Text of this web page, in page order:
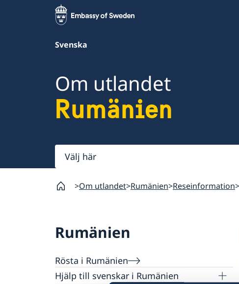
Svenska
Om utlandet
Rumänien
Välj
här
Om utlandet Rumänien Reseinformation
Rumänien
Rösta i Rumänien
Hjälp till svenskar i Rumänien